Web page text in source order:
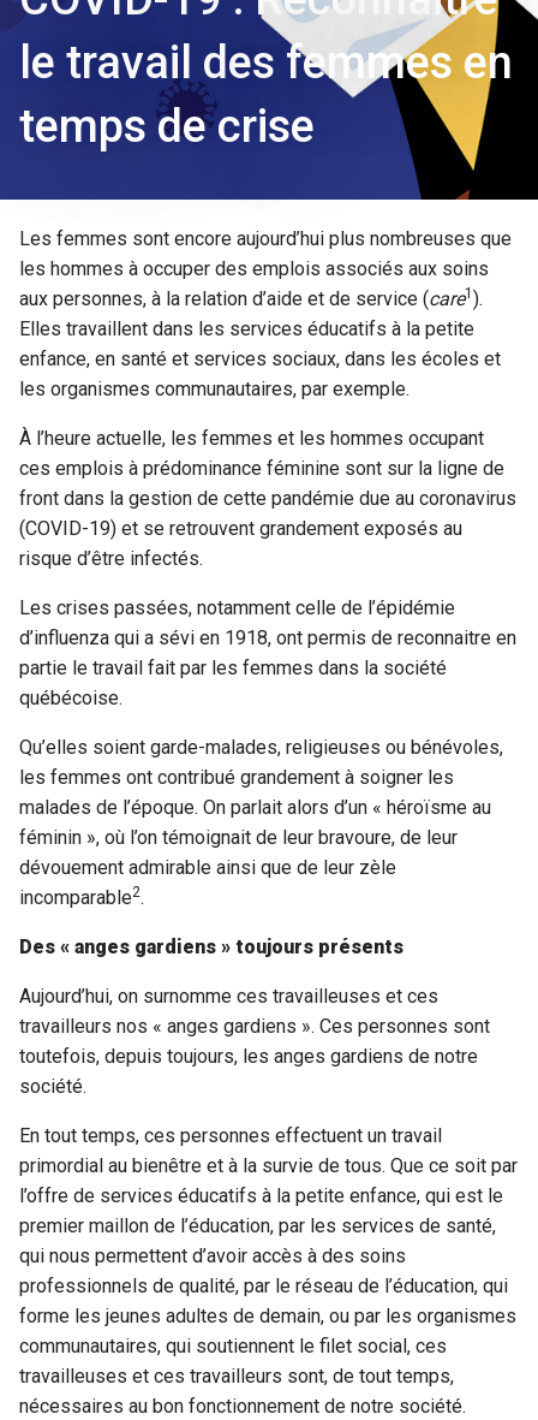
le travail des femmes en
temps de crise
Les femmes sont encore aujourd’hui plus nombreuses que
les hommes à occuper des emplois associés aux soins
aux personnes, à la relation d’aide et de service (care1 ).
Elles travaillent dans les services éducatifs à la petite
enfance, en santé et services sociaux, dans les écoles et
les organismes communautaires, par exemple.
À l’heure actuelle, les femmes et les hommes occupant
ces emplois à prédominance féminine sont sur la ligne de
front dans la gestion de cette pandémie due au coronavirus
(COVID-19) et se retrouvent grandement exposés au
risque d’être infectés.
Les crises passées, notamment celle de l’épidémie
d’influenza qui a sévi en 1918, ont permis de reconnaitre en
partie le travail fait par les femmes dans la société
québécoise.
Qu’elles soient garde-malades, religieuses ou bénévoles,
les femmes ont contribué grandement à soigner les
malades de l’époque. On parlait alors d’un « héroïsme au
féminin », où l’on témoignait de leur bravoure, de leur
dévouement admirable ainsi que de leur zèle
incomparable2.
Des « anges gardiens » toujours présents
Aujourd’hui, on surnomme ces travailleuses et ces
travailleurs nos « anges gardiens ». Ces personnes sont
toutefois, depuis toujours, les anges gardiens de notre
société.
En tout temps, ces personnes effectuent un travail
primordial au bienêtre et à la survie de tous. Que ce soit par
l’offre de services éducatifs à la petite enfance, qui est le
premier maillon de l’éducation, par les services de santé,
qui nous permettent d’avoir accès à des soins
professionnels de qualité, par le réseau de l’éducation, qui
forme les jeunes adultes de demain, ou par les organismes
communautaires, qui soutiennent le filet social, ces
travailleuses et ces travailleurs sont, de tout temps,
nécessaires au bon fonctionnement de notre société.